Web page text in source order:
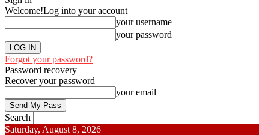
Welcome!Log into your account
your username
your password
Forgot your password?
Password recovery
Recover your password
your email
Search
Saturday, August 8, 2026